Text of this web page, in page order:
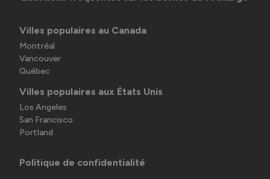
Villes populaires au Canada
Montréal
Vancouver
Québec
Villes populaires aux États Unis
Los Angeles
San Francisco
Portland
Politique de confidentialité